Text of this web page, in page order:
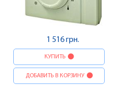
1 516 грн.
КУПИТЬ
ДОБАВИТЬ В КОРЗИНУ